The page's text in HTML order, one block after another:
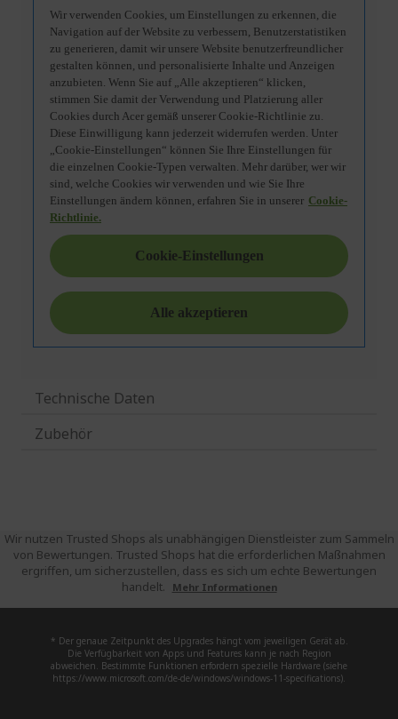
Technische Daten
Zubehör
Wir nutzen Trusted Shops als unabhängigen Dienstleister zum Sammeln
von Bewertungen. Trusted Shops hat die erforderlichen Maßnahmen
ergriffen, um sicherzustellen, dass es sich um echte Bewertungen
handelt.
Mehr Informationen
* Der genaue Zeitpunkt des Upgrades hängt vom jeweiligen Gerät ab.
Die Verfügbarkeit von Apps und Features kann je nach Region
abweichen. Bestimmte Funktionen erfordern spezielle Hardware (siehe
https://www.microsoft.com/de-de/windows/windows-11-specifications).